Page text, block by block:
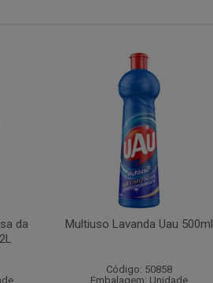
da
Multiuso Lavanda Uau 500ml
Código: 50858
Embalagem: Unidade